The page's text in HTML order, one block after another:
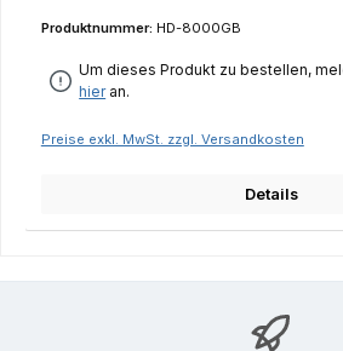
Produktnummer: HD-8000GB
Um dieses Produkt zu bestellen,
hieran.
Preise exkl. MwSt. zzgl. Versandkosten
Details